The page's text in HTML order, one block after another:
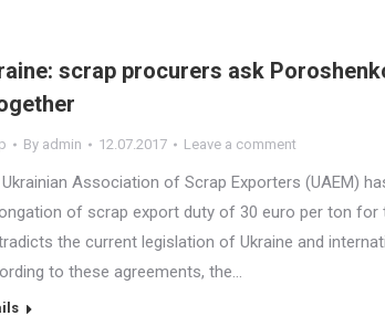
scrap procurers ask
By admin 12.07.2017 Leave a comment
Association of Scrap Exporters (UAEM)
of scrap export duty of 30 euro per ton for
the current legislation of Ukraine and
to these agreements, the…